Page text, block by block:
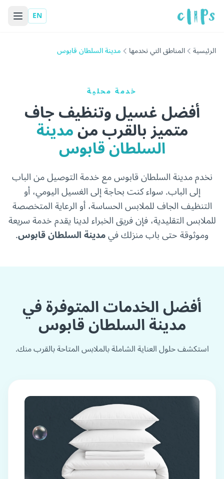
EN
الرئيسية المناطق التي نخدمها مدينة السلطان قابوس
خدمة محلية
أفضل غسيل وتنظيف جاف
متميز بالقرب منمدينة
السلطان قابوس
نخدم مدينة السلطان قابوس مع خدمة التوصيل من الباب
إلى الباب. سواء كنت بحاجة إلى الغسيل اليومي، أو
التنظيف الجاف للملابس الحساسة، أو الرعاية المتخصصة
للملابس التقليدية، فإن فريق الخبراء لدينا يقدم خدمة سريعة
وموثوقة حتى باب منزلك فيمدينة السلطان قابوس.
أفضل الخدمات المتوفرة في
مدينة السلطان قابوس
استكشف حلول العناية الشاملة بالملابس المتاحة بالقرب منك.